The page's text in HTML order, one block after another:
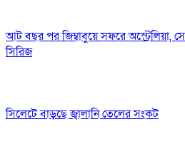
আট বছর পর জিম্বাবুয়ে সফরে অস্ট্রেলিয়া,
সিরিজ
সিলেটে বাড়ছে জ্বালানি তেলের সংকট